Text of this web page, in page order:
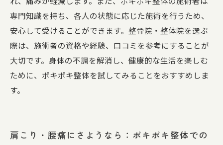
専門知識を持ち、各人の状態に応じた施術を行うため、
安心して受けることができます。整骨院・整体院を選ぶ
際は、施術者の資格や経験、口コミを参考にすることが
大切です。身体の不調を解消し、健康的な生活を楽しむ
ために、ポキポキ整体を試してみることをおすすめしま
す。
肩こり・腰痛にさようなら：ポキポキ整体での